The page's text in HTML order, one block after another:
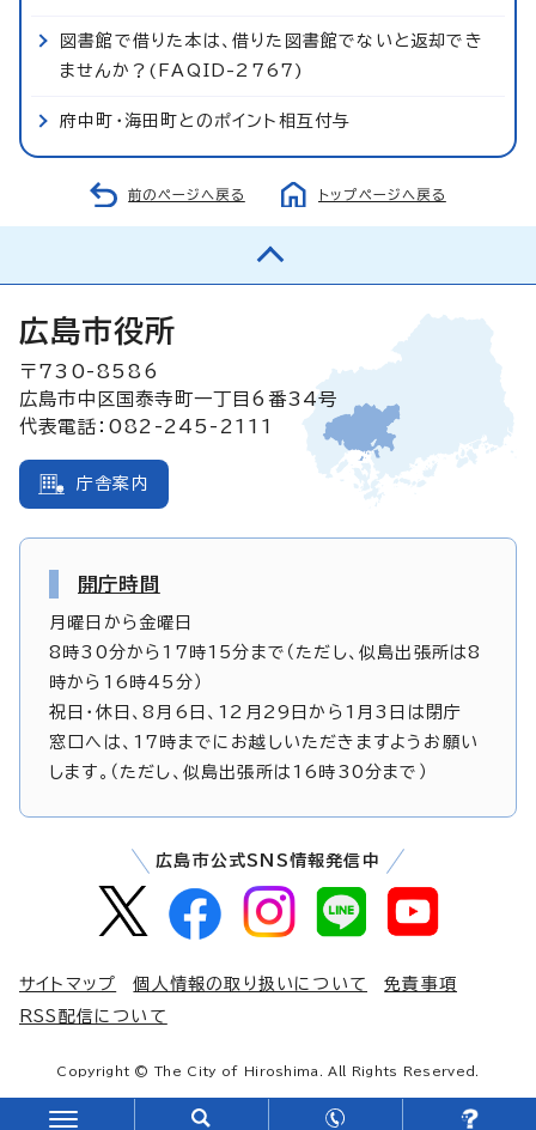
図書館で借りた本は、借りた図書館でないと返却でき
ませんか？(FAQID-2767)
府中町・海田町とのポイント相互付与
前のページへ戻る トップページへ戻る
広島市役所
〒730-8586
広島市中区国泰寺町一丁目6番34号
代表電話：082-245-2111
庁舎案内
開庁時間
月曜日から金曜日
8時30分から17時15分まで（ただし、似島出張所は8
時から16時45分）
祝日・休日、8月6日、12月29日から1月3日は閉庁
窓口へは、17時までにお越しいただきますようお願い
します。（ただし、似島出張所は16時30分まで）
広島市公式SNS情報発信中
サイトマップ 個人情報の取り扱いについて
免責事項
RSS配信について
Copyright © The City of Hiroshima. All Rights Reserved.